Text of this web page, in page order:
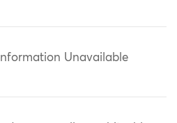
Information Unavailable